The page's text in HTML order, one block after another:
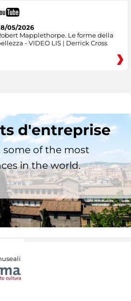
05/2026
Mapplethorpe. Le forme della
- VIDEO LIS | Derrick Cross
d'entreprise
some of the most
in the world.